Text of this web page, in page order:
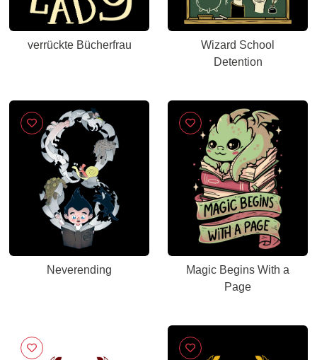
verrückte Bücherfrau
Wizard School
Detention
Neverending
Magic Begins With a
Page